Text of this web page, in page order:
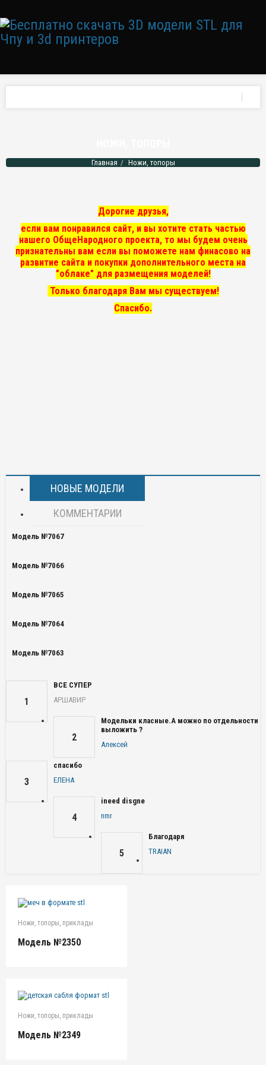
Главная Ножи, топоры
Дорогие друзья,
если вам понравился сайт, и вы хотите стать частью
нашего ОбщеНародного проекта, то мы будем очень
признательны вам если вы поможете нам финасово на
развитие сайта и покупки дополнительного места на
"облаке" для размещения моделей!
Только благодаря Вам мы существуем!
Спасибо.
НОВЫЕ МОДЕЛИ
КОММЕНТАРИИ
Модель №7067
Модель №7066
Модель №7065
Модель №7064
Модель №7063
1
ВСЕ СУПЕР
АРШАВИР
2
Модельки класные.А можно по отдельности
выложить ?
Алексей
3
спасибо
ЕЛЕНА
4
ineed disgne
nmr
5
Благодаря
TRAIAN
Ножи, топоры, приклады
Модель №2350
Ножи, топоры, приклады
Модель №2349